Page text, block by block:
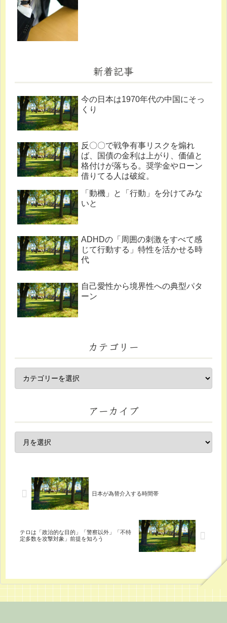
新着記事
今の日本は1970年代の中国にそっ
くり
反〇〇で戦争有事リスクを煽れ
ば、国債の金利は上がり、価値と
格付けが落ちる。奨学金やローン
借りてる人は破綻。
「動機」と「行動」を分けてみな
いと
ADHDの「周囲の刺激をすべて感
じて行動する」特性を活かせる時
代
自己愛性から境界性への典型パタ
ーン
カテゴリー
アーカイブ
日本が為替介入する時間帯
テロは「政治的な目的」「警察以外」「不特
定多数を攻撃対象」前提を知ろう